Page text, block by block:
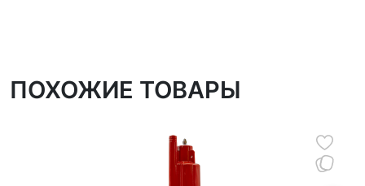
ПОХОЖИЕ ТОВАРЫ